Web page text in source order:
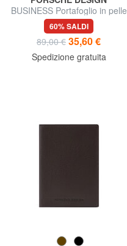
BUSINESS Portafoglio in pelle
60% SALDI
89,00 € 35,60 €
Spedizione gratuita